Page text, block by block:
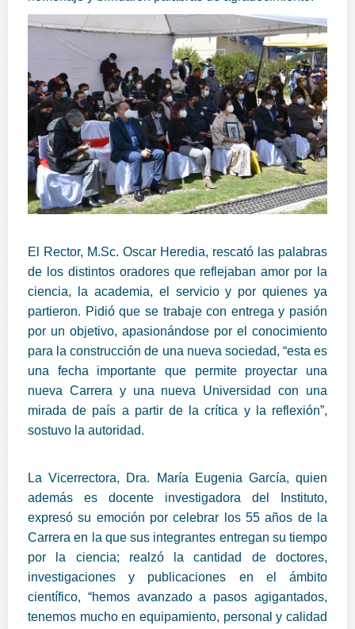
El Rector, M.Sc. Oscar Heredia, rescató las palabras
de los distintos oradores que reflejaban amor por la
ciencia, la academia, el servicio y por quienes ya
partieron. Pidió que se trabaje con entrega y pasión
por un objetivo, apasionándose por el conocimiento
para la construcción de una nueva sociedad, “esta es
una fecha importante que permite proyectar una
nueva Carrera y una nueva Universidad con una
mirada de país a partir de la crítica y la reflexión”,
sostuvo la autoridad.
La Vicerrectora, Dra. María Eugenia García, quien
además es docente investigadora del Instituto,
expresó su emoción por celebrar los 55 años de la
Carrera en la que sus integrantes entregan su tiempo
por la ciencia; realzó la cantidad de doctores,
investigaciones y publicaciones en el ámbito
científico, “hemos avanzado a pasos agigantados,
tenemos mucho en equipamiento, personal y calidad